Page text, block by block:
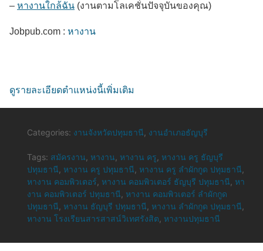
– หางานใกล้ฉัน (งานตามโลเคชั่นปัจจุบันของคุณ)
Jobpub.com : หางาน
ดูรายละเอียดตำแหน่งนี้เพิ่มเติม
Categories: งานจังหวัดปทุมธานี งานอำเภอธัญบุรี
Tags: สมัครงาน หางาน หางาน ครู หางาน ครู ธัญบุรี
ปทุมธานี หางาน ครู ปทุมธานี หางาน ครู ลำผักกูด ปทุมธานี
หางาน คอมพิวเตอร์ หางาน คอมพิวเตอร์ ธัญบุรี ปทุมธานี หา
งาน คอมพิวเตอร์ ปทุมธานี หางาน คอมพิวเตอร์ ลำผักกูด
ปทุมธานี หางาน ธัญบุรี ปทุมธานี หางาน ลำผักกูด ปทุมธานี
หางาน โรงเรียนสารสาสน์วิเทศรังสิต หางานปทุมธานี